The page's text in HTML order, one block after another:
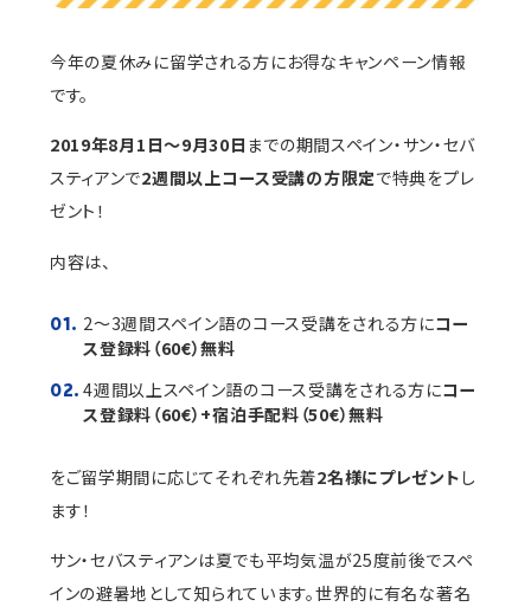
今年の夏休みに留学される方にお得なキャンペーン情報
です。
2019年8月1日〜9月30日 までの期間スペイン・サン・セバ
スティアンで2週間以上コース受講の方限定で特典をプレ
ゼント！
内容は、
2〜3週間スペイン語のコース受講をされる方にコー
ス登録料（60€）無料
4週間以上スペイン語のコース受講をされる方にコー
ス登録料（60€）+宿泊手配料（50€）無料
をご留学期間に応じてそれぞれ先着2名様にプレゼント し
ます！
サン・セバスティアンは夏でも平均気温が25度前後でスペ
インの避暑地として知られています。世界的に有名な著名